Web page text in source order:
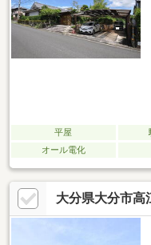
平屋
オール電化
大分県大分市高